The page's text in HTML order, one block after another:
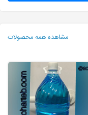
مشاهده همه محصولات